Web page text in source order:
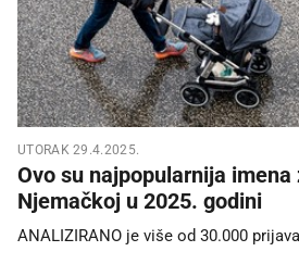
UTORAK 29.4.2025.
Ovo su najpopularnija imena
Njemačkoj u 2025. godini
ANALIZIRANO je više od 30.000